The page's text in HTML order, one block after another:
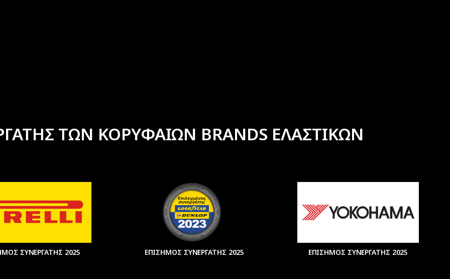
ΤΩΝ ΚΟΡΥΦΑΙΩΝ BRANDS ΕΛΑΣΤΙΚΩΝ
ΣΥΝΕΡΓΑΤΗΣ 2025
ΕΠΙΣΗΜΟΣ ΣΥΝΕΡΓΑΤΗΣ 2025 ΕΠΙΣΗΜΟΣ ΣΥΝΕΡΓΑΤΗΣ 2025